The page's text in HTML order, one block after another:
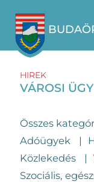
HIREK
VÁROSI
Összes
Adóügyek
Közlekedés
Szociális,